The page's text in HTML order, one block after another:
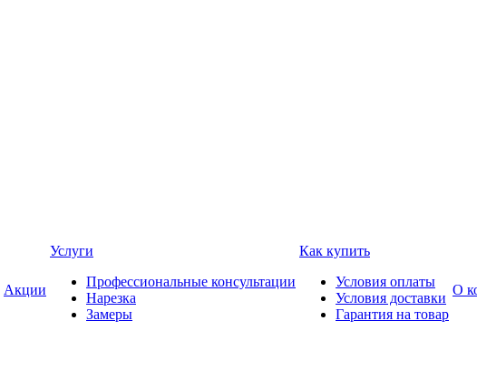
Акции
Услуги
Профессиональные консультации
Нарезка
Замеры
Как купить
Условия оплаты
Условия доставки
Гарантия на товар
О